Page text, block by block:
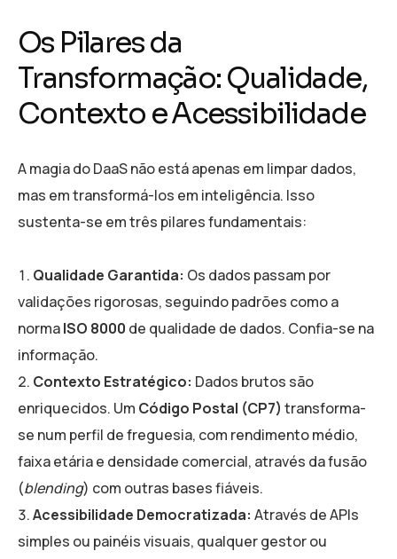
Os Pilares da
Transformação: Qualidade,
Contexto e Acessibilidade
A magia do DaaS não está apenas em limpar dados,
mas em transformá-los em inteligência. Isso
sustenta-se em três pilares fundamentais:
Qualidade Garantida: Os dados passam por
validações rigorosas, seguindo padrões como a
normaISO 8000 de qualidade de dados. Confia-se na
informação.
Contexto Estratégico: Dados brutos são
enriquecidos. Um Código Postal (CP7) transforma-
se num perfil de freguesia, com rendimento médio,
faixa etária e densidade comercial, através da fusão
(blending) com outras bases fiáveis.
Acessibilidade Democratizada: Através de APIs
simples ou painéis visuais, qualquer gestor ou